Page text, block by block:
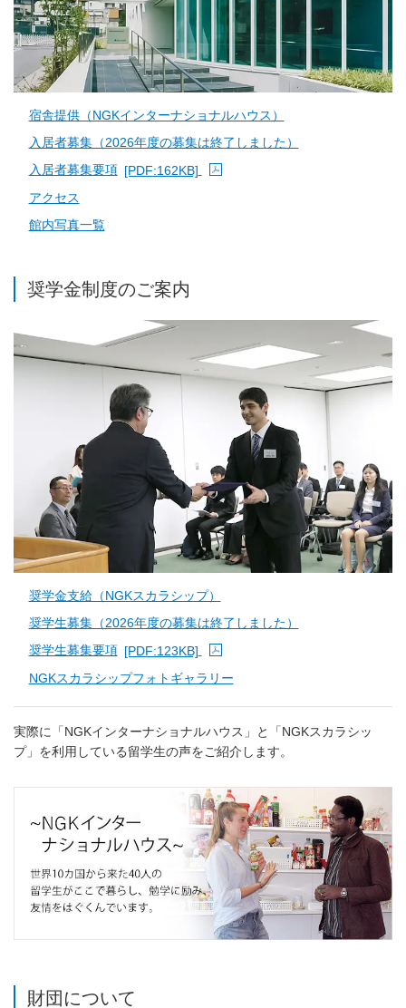
宿舎提供（NGKインターナショナルハウス）
入居者募集（2026年度の募集は終了しました）
入居者募集要項 [PDF:162KB]
アクセス
館内写真一覧
奨学金制度のご案内
奨学金支給（NGKスカラシップ）
奨学生募集（2026年度の募集は終了しました）
奨学生募集要項 [PDF:123KB]
PDFファイルが新規ウィンドウで開きます
NGKスカラシップフォトギャラリー
実際に「NGKインターナショナルハウス」と「NGKスカラシッ
プ」を利用している留学生の声をご紹介します。
財団について